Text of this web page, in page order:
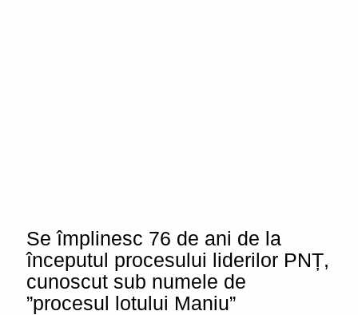
Se împlinesc 76 de ani de la
începutul procesului liderilor PNȚ,
cunoscut sub numele de
”procesul lotului Maniu”